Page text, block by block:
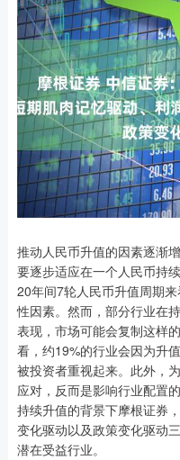
推动人民币升值的因素逐渐
要逐步适应在一个人民币持
20年间7轮人民币升值周期
性因素。然而，部分行业在
表现，市场可能会复制这样
看，约19%的行业会因为升
被投资者重视起来。此外，
应对，反而是影响行业配置
持续升值的背景下摩根证券
变化驱动以及政策变化驱动
潜在受益行业。